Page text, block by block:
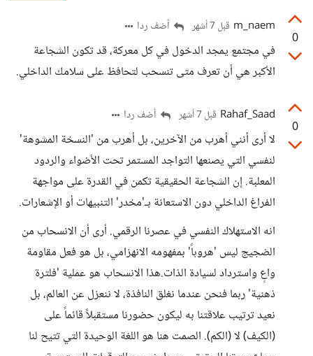
0
m_naem قبل 7 أشهر أضف ردا
في مجتمع يمجد الدخول في كل معركة، قد تكون الشجاعة
الأكبر هي أن تعرف متى تنسحب لتحافظ على سلامك الداخلي.
0
Rahaf_Saad قبل 7 أشهر أضف ردا
لا أرى أنني أهرب من الآخرين، بل أهرب من 'النسخة المشوهة'
لنفسي التي يصنعها التواجد المستمر تحت الأضواء والردود
المعلبة. إن الشجاعة الحقيقية تكمن في القدرة على مواجهة
الفراغ الداخلي دون الاستعانة بـ'مخدر' التنبيهات أو الإشعارات.
انه الاستهلاك النفسي في عصرنا الرقمي. أرى أن الانسحاب من
الضجيج ليس 'هروباً' بمفهومه الانهزامي، بل هو فعل مقاومة
واعٍ واسترداد لسيادة الذات.هذا الانسحاب هو عملية 'فلترة
ذهنية' ربما فنحن عندما نغلق النافذة، لا ننعزل عن العالم، بل
نعيد ترتيب علاقتنا به ليكون حضورنا مستقبلاً قائماً على
(الكيف) لا (الكم). الصمت هنا هو اللغة الوحيدة التي تتيح لنا